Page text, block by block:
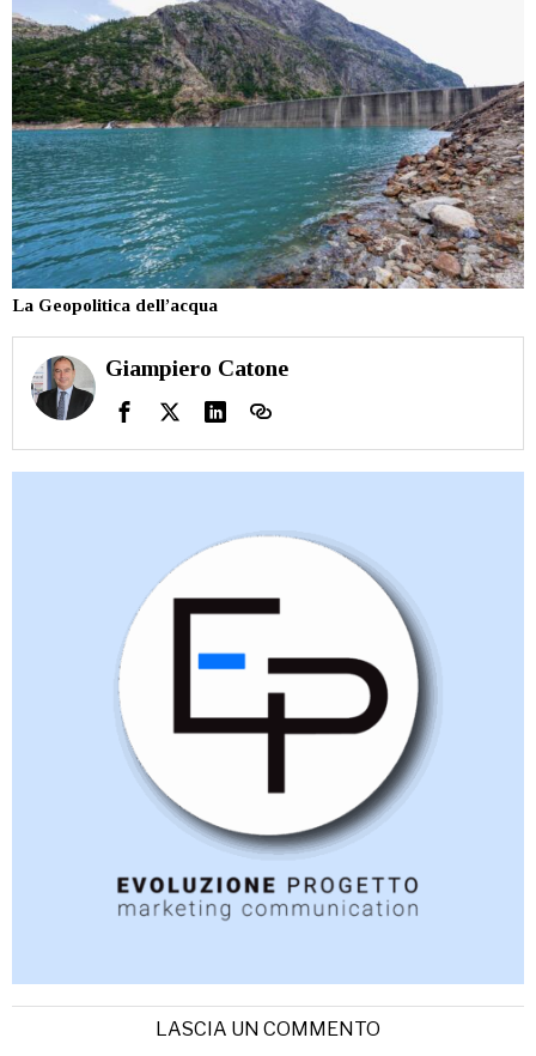
La Geopolitica dell’acqua
Giampiero Catone
LASCIA UN COMMENTO